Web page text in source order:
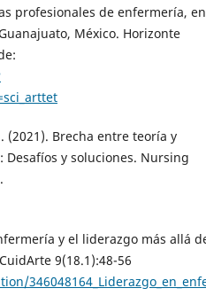
profesionales de enfermería, en
México. Horizonte
(2021). Brecha entre teoría y
y soluciones. Nursing
y el liderazgo más allá
9(18.1):48-56